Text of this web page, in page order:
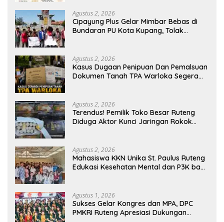
Agustus 2, 2026
Cipayung Plus Gelar Mimbar Bebas di
Bundaran PU Kota Kupang, Tolak
Agustus 2, 2026
Kasus Dugaan Penipuan Dan Pemalsuan
Dokumen Tanah TPA Warloka Segera
Memasuki Fase Krusial
Agustus 2, 2026
Terendus! Pemilik Toko Besar Ruteng
Diduga Aktor Kunci Jaringan Rokok
Agustus 2, 2026
Mahasiswa KKN Unika St. Paulus Ruteng
Edukasi Kesehatan Mental dan P3K bagi
Agustus 1, 2026
Sukses Gelar Kongres dan MPA, DPC
PMKRI Ruteng Apresiasi Dukungan